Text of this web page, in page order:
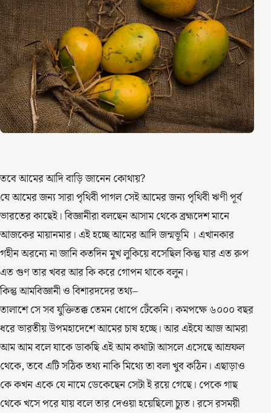
তবে আমের আদি বাড়ি জানেন কোথায়?
যে আমের জন্য সারা পৃথিবী পাগল সেই আমের জন্য পৃথিবী ঋণী পূর্ব
ভারতের কাছেই। বিজ্ঞানীরা বলছেন আসাম থেকে ব্রহ্মদেশ মানে
আজকের মায়ানমার। এই হচ্ছে আমের আদি জন্মভূমি । এখানকার
গহীন অরন্যে না জানি কতদিন মুখ লুকিয়ে বসেছিল কিন্তু যার এত রুপ
এত গুণ তার খবর আর কি করে গোপন থাকে বলুন।
কিন্তু আমবিজ্ঞানী ও বিশারদদের তথ্য–
তালাশে সে সব যুক্তিতক্ক তেমন ধোপে টেঁকেনি। কমপক্ষে ৬০০০ বছর
ধরে ভারতীয় উপমহাদেশে আমের চাষ হচ্ছে। আর এইযে আজ আমরা
আম আম বলে যাকে ডাকছি এই আম কথাটা আসলে এসেছে আম্রফল
থেকে, তবে এটি সঠিক তথ্য নাকি মিথ্যে তা বলা খুব কঠিন। এছাড়াও
কে কখন একে যে নামে ডেকেছেন সেটা ই রয়ে গেছে। পেকে গাছ
থেকে খসে পরে যায় বলে তার দেওয়া হয়েছিলো চ্যুত। রসে রসময়ী